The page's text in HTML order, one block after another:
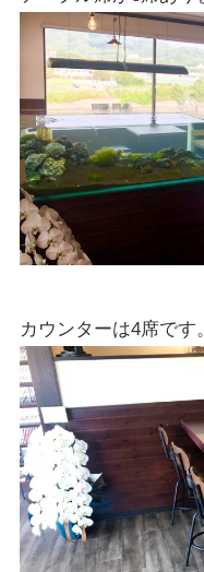
カウンターは4席です。